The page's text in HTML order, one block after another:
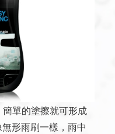
單的塗擦就可形成
形雨刷一樣，雨中